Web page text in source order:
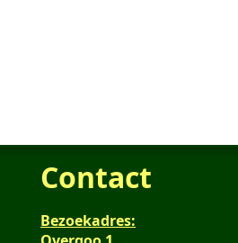
Contact
Bezoekadres: